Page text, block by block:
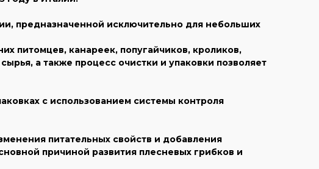
предназначенной исключительно для небольших
питомцев, канареек, попугайчиков, кроликов,
а также процесс очистки и упаковки позволяет
с использованием системы контроля
питательных свойств и добавления
причиной развития плесневых грибков и